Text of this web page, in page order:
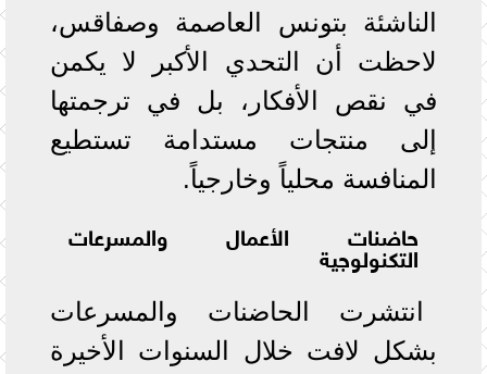
الناشئة بتونس العاصمة وصفاقس،
لاحظت أن التحدي الأكبر لا يكمن
في نقص الأفكار، بل في ترجمتها
إلى منتجات مستدامة تستطيع
المنافسة محلياً وخارجياً.
حاضنات الأعمال والمسرعات
التكنولوجية
انتشرت الحاضنات والمسرعات
بشكل لافت خلال السنوات الأخيرة